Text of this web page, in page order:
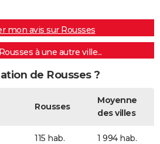
mon avis sur Rousses
à une autre ville...
de Rousses ?
Rousses
Moyenne
des villes
115 hab. 1 994 hab.